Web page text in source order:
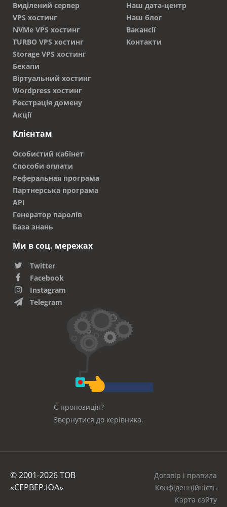
Виділений сервер
VPS хостинг
NVMe VPS хостинг
TURBO VPS хостинг
Storage VPS хостинг
Бекапи
Віртуальний хостинг
Wordpress хостинг
Реєстрація домену
Акції
Наш дата-центр
Наш блог
Вакансії
Контакти
Клієнтам
Особистий кабінет
Способи оплати
Реферальная програма
Партнерська програма
API
Генератор паролів
База знань
Ми в соц. мережах
Twitter
Facebook
Instagram
Telegram
Є пропозиція?
Звернутися до керівника.
© 2001-2026 ТОВ
«СЕРВЕР.ЮА»
Договір і правила
Конфіденційність
Карта сайту